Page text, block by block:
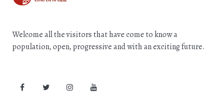
Welcome all the visitors that have come to know a
population, open, progressive and with an exciting future.